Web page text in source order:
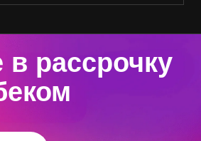
в рассрочку